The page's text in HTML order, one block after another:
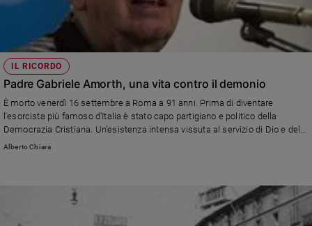
IL RICORDO
Padre Gabriele Amorth, una vita contro il demonio
È morto venerdì 16 settembre a Roma a 91 anni. Prima di diventare
l'esorcista più famoso d'Italia è stato capo partigiano e politico della
Democrazia Cristiana. Un'esistenza intensa vissuta al servizio di Dio e del
prossimo. Che un anno fa il settimanale "Credere" raccontò in
Alberto Chiara